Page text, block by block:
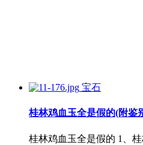
宝石
桂林鸡血玉全是假的(附鉴
桂林鸡血玉全是假的 1、